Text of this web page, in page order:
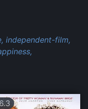
independent-film,